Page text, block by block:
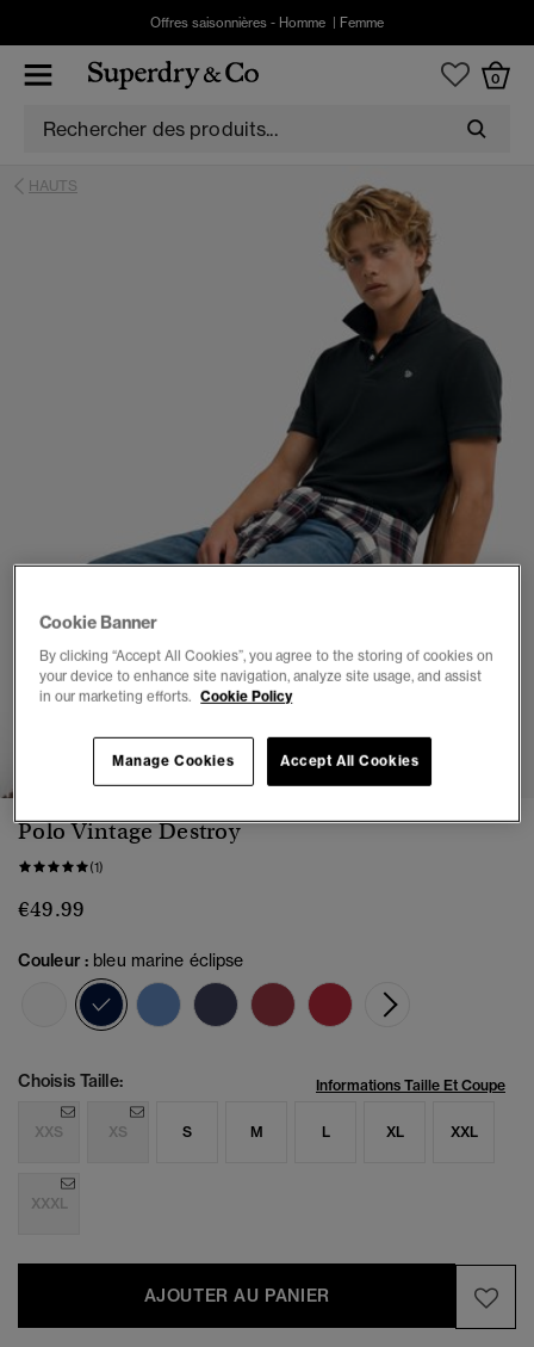
Offres saisonnières - Homme Femme
0
HAUTS
1 2 3 4 5 6
Polo Vintage Destroy
(1)
€49.99
Couleur : bleu marine éclipse
sélectionné
Choisis Taille: Informations Taille Et Coupe
XXS XS S M L XL XXL
XXXL
AJOUTER AU PANIER
Cookie Banner
By clicking “Accept All Cookies”, you agree to the storing of cookies on
your device to enhance site navigation, analyze site usage, and assist
in our marketing efforts. Cookie Policy
Accept All Cookies
Manage Cookies